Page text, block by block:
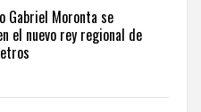
Gabriel Moronta se
el nuevo rey regional de